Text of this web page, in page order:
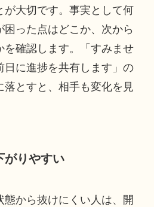
が大切です。事実として何
った点はどこか、次から
を確認します。「すみませ
日に進捗を共有します」の
落とすと、相手も変化を見
がりやすい
から抜けにくい人は、開